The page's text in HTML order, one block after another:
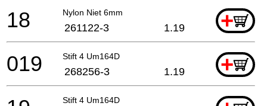
Nylon Niet 6mm +
18 261122-3 1.19
Stift 4 Um164D +
019 268256-3 1.19
Stift 4 Um164D